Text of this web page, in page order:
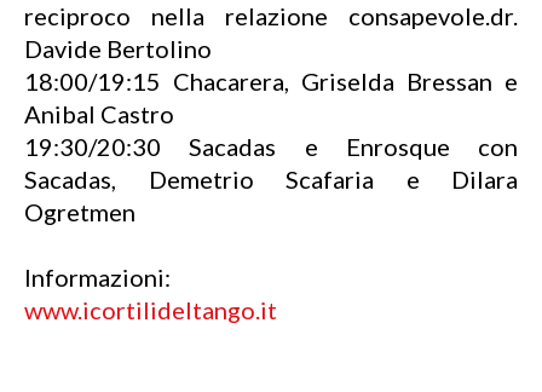
reciproco nella relazione consapevole.dr.
Davide Bertolino
18:00/19:15 Chacarera, Griselda Bressan e
Anibal Castro
19:30/20:30 Sacadas e Enrosque con
Sacadas, Demetrio Scafaria e Dilara
Ogretmen
Informazioni:
www.icortilideltango.it